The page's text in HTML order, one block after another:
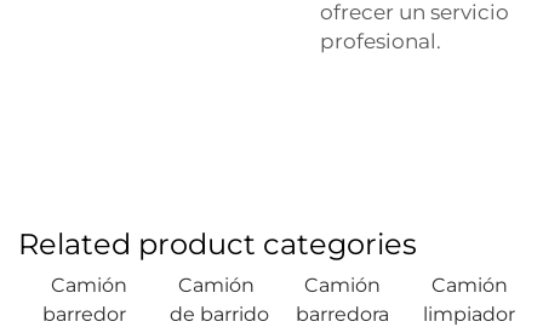
ofrecer un servicio
profesional.
Related product categories
Camión
barredor
Camión
de barrido
Camión
barredora
Camión
limpiador